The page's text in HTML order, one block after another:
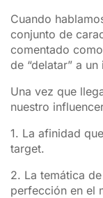
Cuando
conjunto de
comentado
de “delatar” a un
Una vez que
nuestro
1. La afinidad
target.
2. La temática
perfección en el